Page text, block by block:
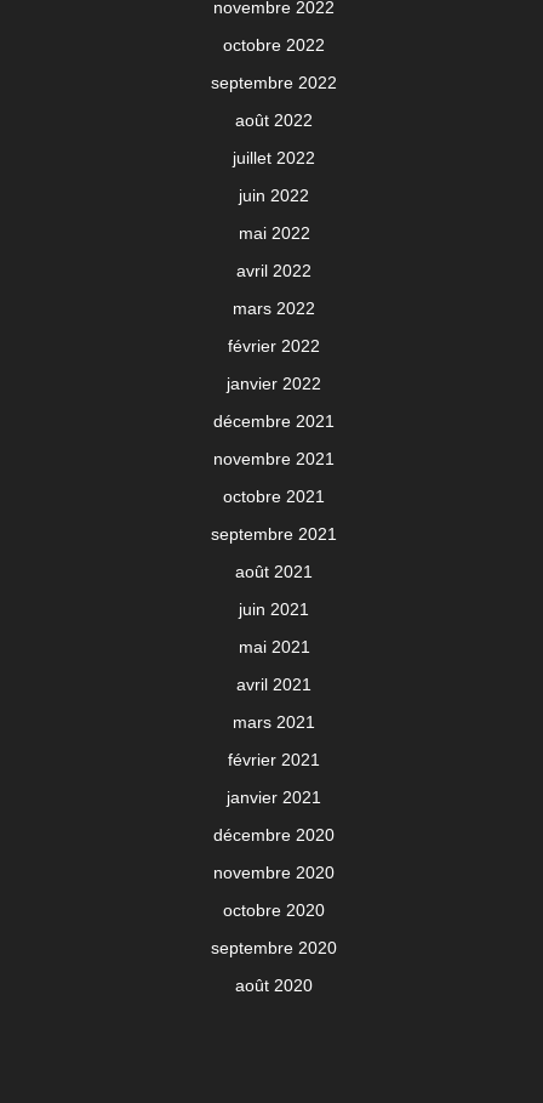
novembre 2022
octobre 2022
septembre 2022
août 2022
juillet 2022
juin 2022
mai 2022
avril 2022
mars 2022
février 2022
janvier 2022
décembre 2021
novembre 2021
octobre 2021
septembre 2021
août 2021
juin 2021
mai 2021
avril 2021
mars 2021
février 2021
janvier 2021
décembre 2020
novembre 2020
octobre 2020
septembre 2020
août 2020